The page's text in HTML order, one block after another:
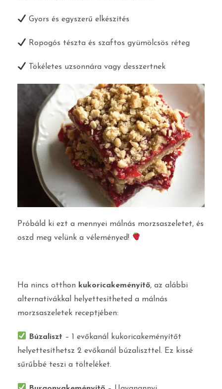
Gyors és egyszerű elkészítés
Ropogós tészta és szaftos gyümölcsös réteg
Tökéletes uzsonnára vagy desszertnek
Próbáld ki ezt a mennyei málnás morzsaszeletet, és
oszd meg velünk a véleményed!
Ha nincs otthon kukoricakeményítő, az alábbi
alternatívákkal helyettesítheted a málnás
morzsaszeletek receptjében:
Búzaliszt – 1 evőkanál kukoricakeményítőt
helyettesíthetsz 2 evőkanál búzaliszttel. Ez kissé
sűrűbbé teszi a tölteléket.